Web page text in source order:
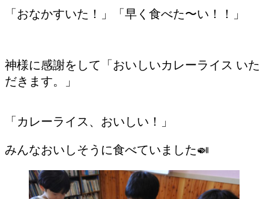
「おなかすいた！」「早く食べた〜い！！」
神様に感謝をして「おいしいカレーライス いた
だきます。」
「カレーライス、おいしい！」
みんなおいしそうに食べていました🍛